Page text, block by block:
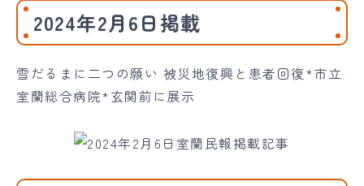
2024年2月6日掲載
雪だるまに二つの願い 被災地復興と患者回復*市立
室蘭総合病院*玄関前に展示